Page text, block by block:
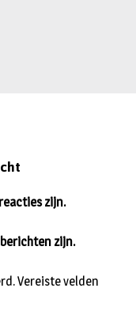
Vereiste velden
zijn.
zijn.